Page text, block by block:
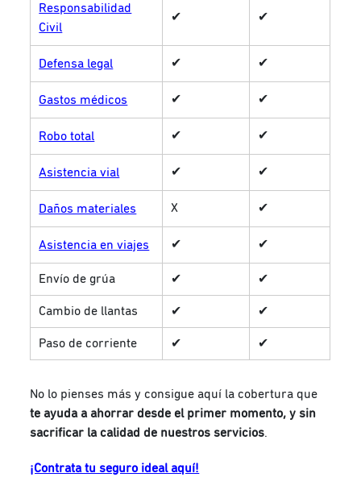
Responsabilidad
Civil
✔ ✔
Defensa legal ✔ ✔
Gastos médicos ✔ ✔
Robo total ✔ ✔
Asistencia vial ✔ ✔
Daños materiales X ✔
Asistencia en viajes ✔ ✔
Envío de grúa ✔ ✔
Cambio de llantas ✔ ✔
Paso de corriente ✔ ✔
No lo pienses más y consigue aquí la cobertura que
te ayuda a ahorrar desde el primer momento, y sin
sacrificar la calidad de nuestros servicios.
¡Contrata tu seguro ideal aquí!